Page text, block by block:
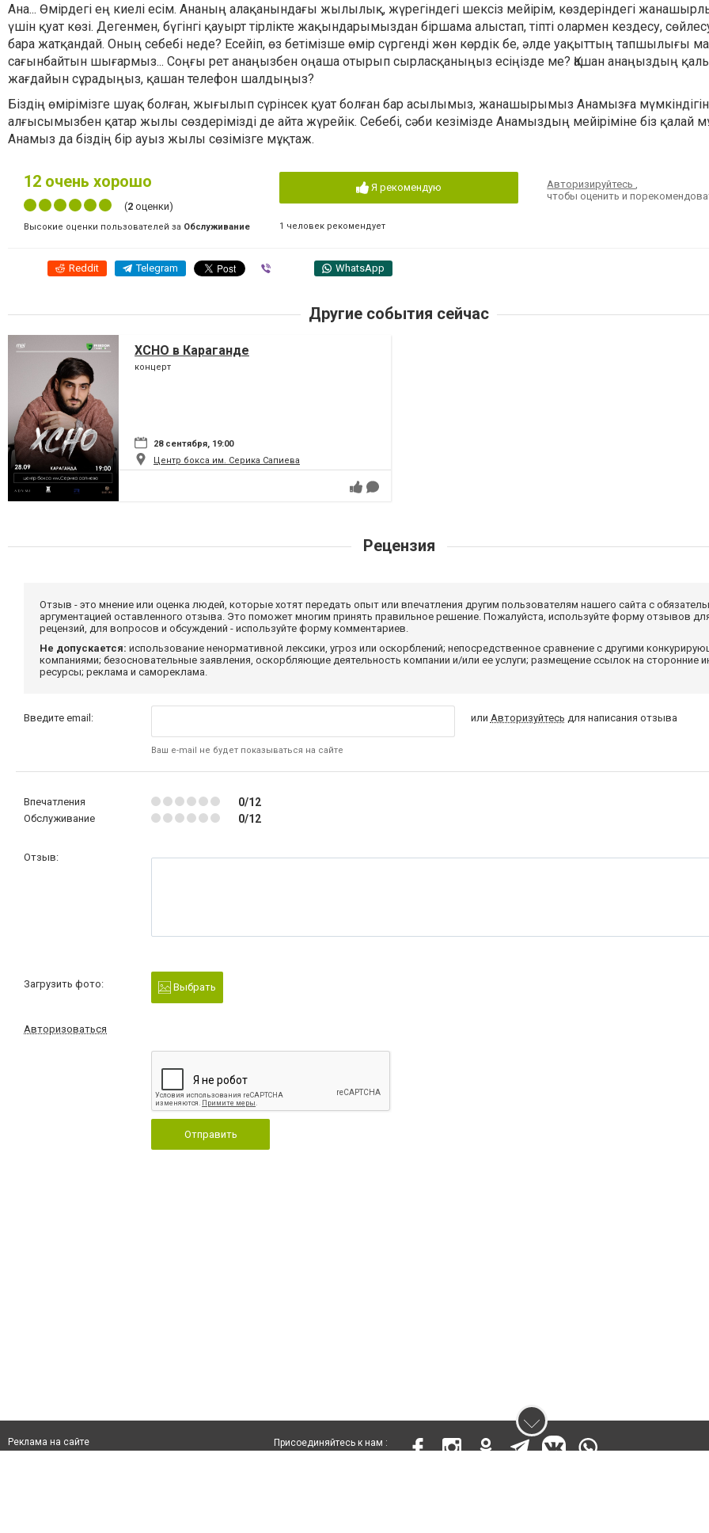
Ана... Өмірдегі ең киелі есім. Ананың алақанындағы жылылық, жүрегіндегі шексіз мейірім, көздеріндегі
үшін қуат көзі. Дегенмен, бүгінгі қауырт тірлікте жақындарымыздан біршама алыстап, тіпті олармен кездесу,
бара жатқандай. Оның себебі неде? Есейіп, өз бетімізше өмір сүргенді жөн көрдік бе, әлде уақыттың тапшылығы
сағынбайтын шығармыз... Соңғы рет анаңызбен оңаша отырып сырласқаныңыз есіңізде ме? Қашан анаңыздың
жағдайын сұрадыңыз, қашан телефон шалдыңыз?
Біздің өмірімізге шуақ болған, жығылып сүрінсек қуат болған бар асылымыз, жанашырымыз Анамызға
алғысымызбен қатар жылы сөздерімізді де айта жүрейік. Себебі, сәби кезімізде Анамыздың мейіріміне біз қалай
Анамыз да біздің бір ауыз жылы сөзімізге мұқтаж.
12 очень хорошо
(2 оценки)
Высокие оценки пользователей за Обслуживание
Я рекомендую
1 человек рекомендует
Авторизируйтесь
чтобы оценить и
Reddit Telegram WhatsApp
Другие события сейчас
XCHO в Караганде
концерт
28 сентября, 19:00
Центр бокса им. Серика Сапиева
Рецензия
Отзыв - это мнение или оценка людей, которые хотят передать опыт или впечатления другим пользователям нашего сайта с
аргументацией оставленного отзыва. Это поможет многим принять правильное решение. Пожалуйста, используйте форму отзывов
рецензий, для вопросов и обсуждений - используйте форму комментариев.
Не допускается: использование ненормативной лексики, угроз или оскорблений; непосредственное сравнение с другими
компаниями; безосновательные заявления, оскорбляющие деятельность компании и/или ее услуги; размещение ссылок на сторонние
ресурсы; реклама и самореклама.
Введите email:
Ваш e-mail не будет показываться на сайте
или Авторизуйтесь для написания отзыва
Впечатления 0/12
Обслуживание 0/12
Отзыв:
Загрузить фото: Выбрать
Авторизоваться
Отправить
Реклама на сайте
Присоединяйтесь к нам :